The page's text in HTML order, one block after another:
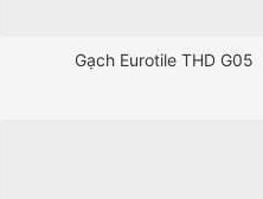
Gạch Eurotile THD G05